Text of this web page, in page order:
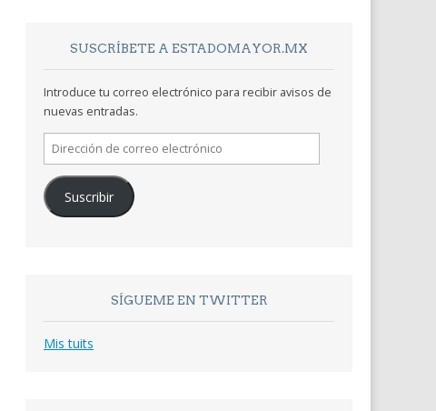
SUSCRÍBETE A ESTADOMAYOR.MX
Introduce tu correo electrónico para recibir avisos de
nuevas entradas.
Dirección
de
correo
electrónico
Suscribir
SÍGUEME EN TWITTER
Mis tuits